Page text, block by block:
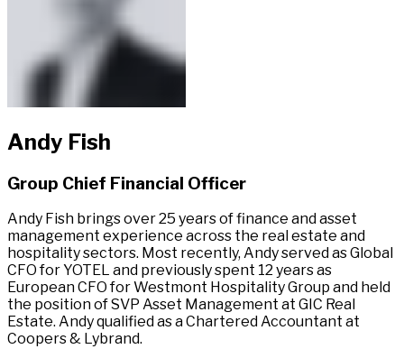
Andy Fish​​​​‌ ‍ ​‍​‍‌‍ ‌ ​‍‌‍‍‌‌‍‌ ‌‍‍‌‌‍ ‍​‍​‍​ ‍‍​‍​‍‌ ​ ‌‍​‌‌‍ ‍‌‍‍‌‌ ‌​‌ ‍‌​‍ ‍‌‍‍‌‌‍ ​‍​‍​‍ ​​‍​‍‌‍‍​‌ ​‍‌‍‌‌‌‍‌‍​‍​‍​ ‍‍​‍​‍‌‍‍​‌ ‌​‌ ‌​‌ ​​‌ ​ ​ ‍‍​‍ ​‍ ‌‍ ​​‍ ‌‌‍​‌‌‍ ‍‌‍‌​​‍ ‌‌ ​‍​‍ ‌‌‍‍​‌‍ ‌ ‌​‌‍‌‌‌‍ ​‌ ​ ​‍ ‌‌ ​ ‌ ‌​‌ ‌‌‌‍‌​‌‍‍‌‌‍ ​‍ ‍‌ ‌‍‌‍‌‌‌ ​‍‌‍​ ‌‍‌‌‌‍ ​​‍ ‍‌‍​‌‌ ​​‌ ​​​‍ ‌‍‍‌‌‍ ‍‌ ‌​‌‍‌‌‌‍ ‍‌ ‌​​‍ ‌‍‌‌‌‍‌​‌‍‍‌‌ ‌​​‍ ‌‍ ‌‌‍ ‌‍‌​‌‍‌‌​ ‌‌ ​​‌ ​‍‌‍‌‌‌ ​ ‌‍‌‌‌‍ ‍‌ ‌​‌‍​‌‌ ‌​‌‍‍‌‌‍ ‌‍ ‍​ ‍ ‌‍‍‌‌‍‌​​ ‌‌‍‌‌​ ​​​ ‌‌​ ‍​​ ​ ​ ​‍‌‍​‍​ ​‍​‍ ‌​ ‌​​ ‌ ​ ‌ ​ ​ ​‍ ‌​ ‌​‌‍​‌​ ‌​​ ​‍​‍ ‌‌‍​‍‌‍‌​‌‍‌‍​ ‍​​‍ ‌‌‍‌‌​ ‌‍​ ​‌​ ​​‌‍​‍‌‍​‌​ ‌‍‌‍​ ‌‍​ ​ ​‍​ ‌​​ ‌​​ ‍ ‌ ‌​‌ ‍‌‌ ​​‌‍‌‌​ ‌‌‍​ ‌‍ ‌ ​‍‌ ​​‌‍ ‌ ​‍‌‍​‌‌ ‌​‌‍‌‌‌‌‌​‌‍‌‌‌‍​‌‌‍ ‌‌​ ‌‌‍‌‌‌‍ ‌‌‍​‍‌‍‌‌‌ ​‍​ ‍ ‌ ​​‌‍​‌‌ ‌​‌‍‍​​ ‌‌‍ ‍‌‍​‌‌‍ ‌‌‍‌‌​ ‌‍​‍‌‍​‌‌ ​ ‌‍‌‌‌‌‌‌‌ ​‍‌‍ ​​ ‌‌‍‍​‌ ‌​‌ ‌​‌ ​​‌ ​ ​‍‌‌​ ​ ‌​​‌​‍‌‌​ ​‍‌​‌‍​‍‌‌​ ​‍‌​‌‍‌‍ ​​‍ ‌‌‍​‌‌‍ ‍‌‍‌​​‍ ‌‌ ​‍​‍ ‌‌‍‍​‌‍ ‌ ‌​‌‍‌‌‌‍ ​‌ ​ ​‍ ‌‌ ​ ‌ ‌​‌ ‌‌‌‍‌​‌‍‍‌‌‍ ​‍ ‍‌ ‌‍‌‍‌‌‌ ​‍‌‍​ ‌‍‌‌‌‍ ​​‍ ‍‌‍​‌‌ ​​‌ ​​​‍‌‍‌‍‍‌‌‍‌​​ ‌‌‍‌‌​ ​​​ ‌‌​ ‍​​ ​ ​ ​‍‌‍​‍​ ​‍​‍ ‌​ ‌​​ ‌ ​ ‌ ​ ​ ​‍ ‌​ ‌​‌‍​‌​ ‌​​ ​‍​‍ ‌‌‍​‍‌‍‌​‌‍‌‍​ ‍​​‍ ‌‌‍‌‌​ ‌‍​ ​‌​ ​​‌‍​‍‌‍​‌​ ‌‍‌‍​ ‌‍​ ​ ​‍​ ‌​​ ‌​​‍‌‍‌ ‌​‌ ‍‌‌ ​​‌‍‌‌​ ‌‌‍​ ‌‍ ‌ ​‍‌ ​​‌‍ ‌ ​‍‌‍​‌‌ ‌​‌‍‌‌‌‌‌​‌‍‌‌‌‍​‌‌‍ ‌‌​ ‌‌‍‌‌‌‍ ‌‌‍​‍‌‍‌‌‌ ​‍​‍‌‍‌ ​​‌‍​‌‌ ‌​‌‍‍​​ ‌‌‍ ‍‌‍​‌‌‍ ‌‌‍‌‌​‍‌‍‌ ​​‌‍‌‌‌ ​‍‌ ​ ‌ ​​‌‍‌‌‌‍​ ‌ ‌​‌‍‍‌‌ ‌‍‌‍‌‌​ ‌‌ ​​‌ ‌‌‌‍​‍‌‍ ​‌‍‍‌‌ ​ ‌‍‍​‌‍‌‌‌‍‌​​‍​‍‌ ‌
Group Chief Financial Officer​​​​‌ ‍ ​‍​‍‌‍ ‌ ​‍‌‍‍‌‌‍‌ ‌‍‍‌‌‍ ‍​‍​‍​ ‍‍​‍​‍‌ ​ ‌‍​‌‌‍ ‍‌‍‍‌‌ ‌​‌ ‍‌​‍ ‍‌‍‍‌‌‍ ​‍​‍​‍ ​​‍​‍‌‍‍​‌ ​‍‌‍‌‌‌‍‌‍​‍​‍​ ‍‍​‍​‍‌‍‍​‌ ‌​‌ ‌​‌ ​​‌ ​ ​ ‍‍​‍ ​‍ ‌‍ ​​‍ ‌‌‍​‌‌‍ ‍‌‍‌​​‍ ‌‌ ​‍​‍ ‌‌‍‍​‌‍ ‌ ‌​‌‍‌‌‌‍ ​‌ ​ ​‍ ‌‌ ​ ‌ ‌​‌ ‌‌‌‍‌​‌‍‍‌‌‍ ​‍ ‍‌ ‌‍‌‍‌‌‌ ​‍‌‍​ ‌‍‌‌‌‍ ​​‍ ‍‌‍​‌‌ ​​‌ ​​​‍ ‌‍‍‌‌‍ ‍‌ ‌​‌‍‌‌‌‍ ‍‌ ‌​​‍ ‌‍‌‌‌‍‌​‌‍‍‌‌ ‌​​‍ ‌‍ ‌‌‍ ‌‍‌​‌‍‌‌​ ‌‌ ​​‌ ​‍‌‍‌‌‌ ​ ‌‍‌‌‌‍ ‍‌ ‌​‌‍​‌‌ ‌​‌‍‍‌‌‍ ‌‍ ‍​ ‍ ‌‍‍‌‌‍‌​​ ‌‌‍‌‌​ ​​​ ‌‌​ ‍​​ ​ ​ ​‍‌‍​‍​ ​‍​‍ ‌​ ‌​​ ‌ ​ ‌ ​ ​ ​‍ ‌​ ‌​‌‍​‌​ ‌​​ ​‍​‍ ‌‌‍​‍‌‍‌​‌‍‌‍​ ‍​​‍ ‌‌‍‌‌​ ‌‍​ ​‌​ ​​‌‍​‍‌‍​‌​ ‌‍‌‍​ ‌‍​ ​ ​‍​ ‌​​ ‌​​ ‍ ‌ ‌​‌ ‍‌‌ ​​‌‍‌‌​ ‌‌‍​ ‌‍ ‌ ​‍‌ ​​‌‍ ‌ ​‍‌‍​‌‌ ‌​‌‍‌‌‌‌‌​‌‍‌‌‌‍​‌‌‍ ‌‌​ ‌‌‍‌‌‌‍ ‌‌‍​‍‌‍‌‌‌ ​‍​ ‍ ‌ ​​‌‍​‌‌ ‌​‌‍‍​​ ‌‌ ​‍‌‍ ‌‍ ​‌‍‌‌​ ‌‍​‍‌‍​‌‌ ​ ‌‍‌‌‌‌‌‌‌ ​‍‌‍ ​​ ‌‌‍‍​‌ ‌​‌ ‌​‌ ​​‌ ​ ​‍‌‌​ ​ ‌​​‌​‍‌‌​ ​‍‌​‌‍​‍‌‌​ ​‍‌​‌‍‌‍ ​​‍ ‌‌‍​‌‌‍ ‍‌‍‌​​‍ ‌‌ ​‍​‍ ‌‌‍‍​‌‍ ‌ ‌​‌‍‌‌‌‍ ​‌ ​ ​‍ ‌‌ ​ ‌ ‌​‌ ‌‌‌‍‌​‌‍‍‌‌‍ ​‍ ‍‌ ‌‍‌‍‌‌‌ ​‍‌‍​ ‌‍‌‌‌‍ ​​‍ ‍‌‍​‌‌ ​​‌ ​​​‍‌‍‌‍‍‌‌‍‌​​ ‌‌‍‌‌​ ​​​ ‌‌​ ‍​​ ​ ​ ​‍‌‍​‍​ ​‍​‍ ‌​ ‌​​ ‌ ​ ‌ ​ ​ ​‍ ‌​ ‌​‌‍​‌​ ‌​​ ​‍​‍ ‌‌‍​‍‌‍‌​‌‍‌‍​ ‍​​‍ ‌‌‍‌‌​ ‌‍​ ​‌​ ​​‌‍​‍‌‍​‌​ ‌‍‌‍​ ‌‍​ ​ ​‍​ ‌​​ ‌​​‍‌‍‌ ‌​‌ ‍‌‌ ​​‌‍‌‌​ ‌‌‍​ ‌‍ ‌ ​‍‌ ​​‌‍ ‌ ​‍‌‍​‌‌ ‌​‌‍‌‌‌‌‌​‌‍‌‌‌‍​‌‌‍ ‌‌​ ‌‌‍‌‌‌‍ ‌‌‍​‍‌‍‌‌‌ ​‍​‍‌‍‌ ​​‌‍​‌‌ ‌​‌‍‍​​ ‌‌ ​‍‌‍ ‌‍ ​‌‍‌‌​‍‌‍‌ ​​‌‍‌‌‌ ​‍‌ ​ ‌ ​​‌‍‌‌‌‍​ ‌ ‌​‌‍‍‌‌ ‌‍‌‍‌‌​ ‌‌ ​​‌ ‌‌‌‍​‍‌‍ ​‌‍‍‌‌ ​ ‌‍‍​‌‍‌‌‌‍‌​​‍​‍‌ ‌
Andy Fish brings over 25 years of finance and asset
management experience across the real estate and
hospitality sectors. Most recently, Andy served as Global
CFO for YOTEL and previously spent 12 years as
European CFO for Westmont Hospitality Group and held
the position of SVP Asset Management at GIC Real
Estate. Andy qualified as a Chartered Accountant at
Coopers & Lybrand.​​​​‌ ‍ ​‍​‍‌‍ ‌ ​‍‌‍‍‌‌‍‌ ‌‍‍‌‌‍ ‍​‍​‍​ ‍‍​‍​‍‌ ​ ‌‍​‌‌‍ ‍‌‍‍‌‌ ‌​‌ ‍‌​‍ ‍‌‍‍‌‌‍ ​‍​‍​‍ ​​‍​‍‌‍‍​‌ ​‍‌‍‌‌‌‍‌‍​‍​‍​ ‍‍​‍​‍‌‍‍​‌ ‌​‌ ‌​‌ ​​‌ ​ ​ ‍‍​‍ ​‍ ‌‍ ​​‍ ‌‌‍​‌‌‍ ‍‌‍‌​​‍ ‌‌ ​‍​‍ ‌‌‍‍​‌‍ ‌ ‌​‌‍‌‌‌‍ ​‌ ​ ​‍ ‌‌ ​ ‌ ‌​‌ ‌‌‌‍‌​‌‍‍‌‌‍ ​‍ ‍‌ ‌‍‌‍‌‌‌ ​‍‌‍​ ‌‍‌‌‌‍ ​​‍ ‍‌‍​‌‌ ​​‌ ​​​‍ ‌‍‍‌‌‍ ‍‌ ‌​‌‍‌‌‌‍ ‍‌ ‌​​‍ ‌‍‌‌‌‍‌​‌‍‍‌‌ ‌​​‍ ‌‍ ‌‌‍ ‌‍‌​‌‍‌‌​ ‌‌ ​​‌ ​‍‌‍‌‌‌ ​ ‌‍‌‌‌‍ ‍‌ ‌​‌‍​‌‌ ‌​‌‍‍‌‌‍ ‌‍ ‍​ ‍ ‌‍‍‌‌‍‌​​ ‌‌‍‌‌​ ​​​ ‌‌​ ‍​​ ​ ​ ​‍‌‍​‍​ ​‍​‍ ‌​ ‌​​ ‌ ​ ‌ ​ ​ ​‍ ‌​ ‌​‌‍​‌​ ‌​​ ​‍​‍ ‌‌‍​‍‌‍‌​‌‍‌‍​ ‍​​‍ ‌‌‍‌‌​ ‌‍​ ​‌​ ​​‌‍​‍‌‍​‌​ ‌‍‌‍​ ‌‍​ ​ ​‍​ ‌​​ ‌​​ ‍ ‌ ‌​‌ ‍‌‌ ​​‌‍‌‌​ ‌‌‍​ ‌‍ ‌ ​‍‌ ​​‌‍ ‌ ​‍‌‍​‌‌ ‌​‌‍‌‌‌‌‌​‌‍‌‌‌‍​‌‌‍ ‌‌​ ‌‌‍‌‌‌‍ ‌‌‍​‍‌‍‌‌‌ ​‍​ ‍ ‌ ​​‌‍​‌‌ ‌​‌‍‍​​ ‌‌‍​‍‌‍‍‌‌‍ ​ ‌‍​‍‌‍​‌‌ ​ ‌‍‌‌‌‌‌‌‌ ​‍‌‍ ​​ ‌‌‍‍​‌ ‌​‌ ‌​‌ ​​‌ ​ ​‍‌‌​ ​ ‌​​‌​‍‌‌​ ​‍‌​‌‍​‍‌‌​ ​‍‌​‌‍‌‍ ​​‍ ‌‌‍​‌‌‍ ‍‌‍‌​​‍ ‌‌ ​‍​‍ ‌‌‍‍​‌‍ ‌ ‌​‌‍‌‌‌‍ ​‌ ​ ​‍ ‌‌ ​ ‌ ‌​‌ ‌‌‌‍‌​‌‍‍‌‌‍ ​‍ ‍‌ ‌‍‌‍‌‌‌ ​‍‌‍​ ‌‍‌‌‌‍ ​​‍ ‍‌‍​‌‌ ​​‌ ​​​‍‌‍‌‍‍‌‌‍‌​​ ‌‌‍‌‌​ ​​​ ‌‌​ ‍​​ ​ ​ ​‍‌‍​‍​ ​‍​‍ ‌​ ‌​​ ‌ ​ ‌ ​ ​ ​‍ ‌​ ‌​‌‍​‌​ ‌​​ ​‍​‍ ‌‌‍​‍‌‍‌​‌‍‌‍​ ‍​​‍ ‌‌‍‌‌​ ‌‍​ ​‌​ ​​‌‍​‍‌‍​‌​ ‌‍‌‍​ ‌‍​ ​ ​‍​ ‌​​ ‌​​‍‌‍‌ ‌​‌ ‍‌‌ ​​‌‍‌‌​ ‌‌‍​ ‌‍ ‌ ​‍‌ ​​‌‍ ‌ ​‍‌‍​‌‌ ‌​‌‍‌‌‌‌‌​‌‍‌‌‌‍​‌‌‍ ‌‌​ ‌‌‍‌‌‌‍ ‌‌‍​‍‌‍‌‌‌ ​‍​‍‌‍‌ ​​‌‍​‌‌ ‌​‌‍‍​​ ‌‌‍​‍‌‍‍‌‌‍ ​‍‌‍‌ ​​‌‍‌‌‌ ​‍‌ ​ ‌ ​​‌‍‌‌‌‍​ ‌ ‌​‌‍‍‌‌ ‌‍‌‍‌‌​ ‌‌ ​​‌ ‌‌‌‍​‍‌‍ ​‌‍‍‌‌ ​ ‌‍‍​‌‍‌‌‌‍‌​​‍​‍‌ ‌